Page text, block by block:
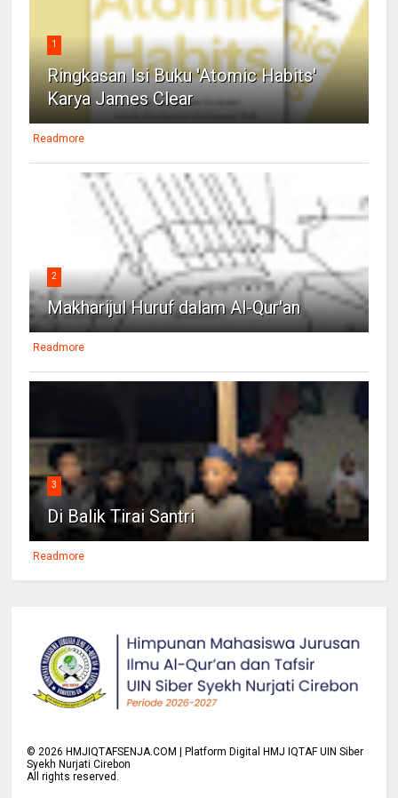
1
Ringkasan Isi Buku 'Atomic Habits'
Karya James Clear
Readmore
2
Makharijul Huruf dalam Al-Qur'an
Readmore
3
Di Balik Tirai Santri
Readmore
©2026 HMJIQTAFSENJA.COM | Platform Digital HMJ IQTAF UIN Siber
Syekh Nurjati Cirebon
All rights reserved.